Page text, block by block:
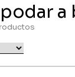
a